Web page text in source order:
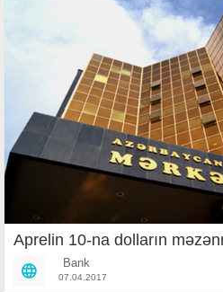
Aprelin 10-na dolların
Bank
07.04.2017